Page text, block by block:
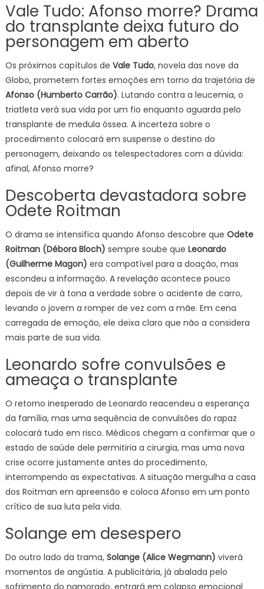
Vale Tudo: Afonso morre? Drama
do transplante deixa futuro do
personagem em aberto
Os próximos capítulos de Vale Tudo, novela das nove da
Globo, prometem fortes emoções em torno da trajetória de
Afonso (Humberto Carrão). Lutando contra a leucemia, o
triatleta verá sua vida por um fio enquanto aguarda pelo
transplante de medula óssea. A incerteza sobre o
procedimento colocará em suspense o destino do
personagem, deixando os telespectadores com a dúvida:
afinal, Afonso morre?
Descoberta devastadora sobre
Odete Roitman
O drama se intensifica quando Afonso descobre que Odete
Roitman (Débora Bloch) sempre soube que Leonardo
(Guilherme Magon) era compatível para a doação, mas
escondeu a informação. A revelação acontece pouco
depois de vir à tona a verdade sobre o acidente de carro,
levando o jovem a romper de vez com a mãe. Em cena
carregada de emoção, ele deixa claro que não a considera
mais parte de sua vida.
Leonardo sofre convulsões e
ameaça o transplante
O retorno inesperado de Leonardo reacendeu a esperança
da família, mas uma sequência de convulsões do rapaz
colocará tudo em risco. Médicos chegam a confirmar que o
estado de saúde dele permitiria a cirurgia, mas uma nova
crise ocorre justamente antes do procedimento,
interrompendo as expectativas. A situação mergulha a casa
dos Roitman em apreensão e coloca Afonso em um ponto
crítico de sua luta pela vida.
Solange em desespero
Do outro lado da trama, Solange (Alice Wegmann) viverá
momentos de angústia. A publicitária, já abalada pelo
sofrimento do namorado, entrará em colapso emocional